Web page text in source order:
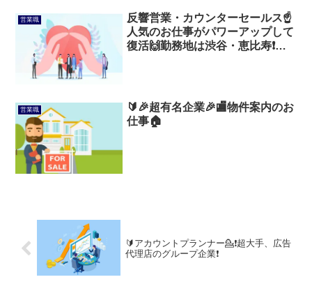
営業職
反響営業・カウンターセールス☝
人気のお仕事がパワーアップして
復活🙌勤務地は渋谷・恵比寿❗反
営業職
🔰🎉超有名企業🎉🏬物件案内のお
仕事🏠
🔰アカウントプランナー💁❗️超大手、広告
代理店のグループ企業❗️